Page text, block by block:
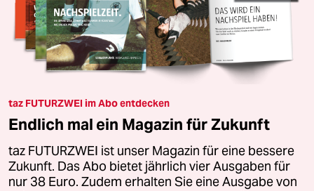
taz FUTURZWEI im Abo entdecken
Endlich mal ein Magazin für Zukunft
taz FUTURZWEI ist unser Magazin für eine bessere
Zukunft. Das Abo bietet jährlich vier Ausgaben für
nur 38 Euro. Zudem erhalten Sie eine Ausgabe von